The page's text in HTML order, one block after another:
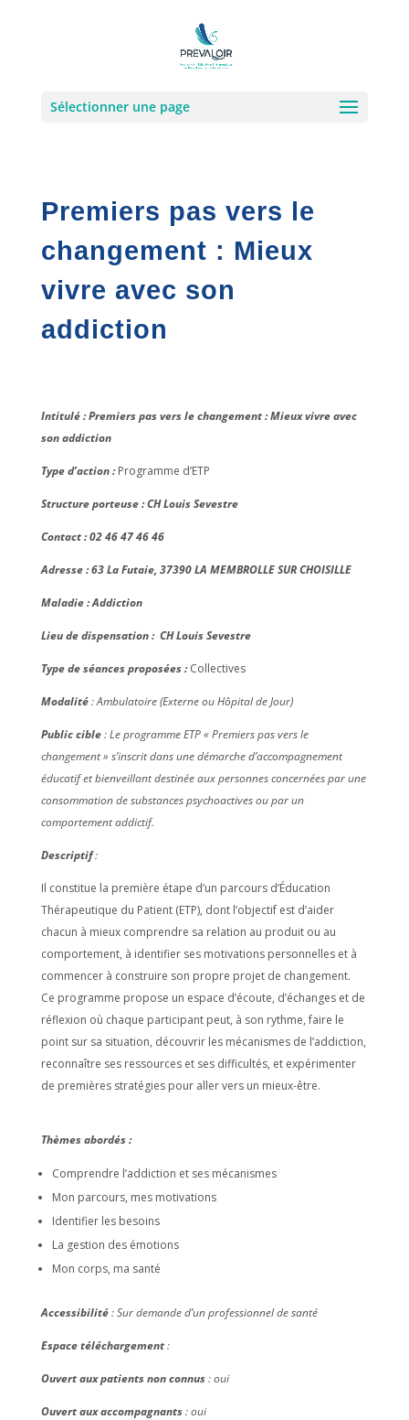
Sélectionner une page
Premiers pas vers le
changement : Mieux
vivre avec son
addiction
Intitulé : Premiers pas vers le changement : Mieux vivre avec
son addiction
Type d’action :Programme d’ETP
Structure porteuse :CH Louis Sevestre
Contact : 02 46 47 46 46
Adresse : 63 La Futaie, 37390 LA MEMBROLLE SUR CHOISILLE
Maladie : Addiction
Lieu de dispensation : CH Louis Sevestre
Type de séances proposées :Collectives
Modalité: Ambulatoire (Externe ou Hôpital de Jour)
Public cible: Le programme ETP « Premiers pas vers le
changement » s’inscrit dans une démarche d’accompagnement
éducatif et bienveillant destinée aux personnes concernées par une
consommation de substances psychoactives ou par un
comportement addictif.
Descriptif:
Il constitue la première étape d’un parcours d’Éducation
Thérapeutique du Patient (ETP), dont l’objectif est d’aider
chacun à mieux comprendre sa relation au produit ou au
comportement, à identifier ses motivations personnelles et à
commencer à construire son propre projet de changement.
Ce programme propose un espace d’écoute, d’échanges et de
réflexion où chaque participant peut, à son rythme, faire le
point sur sa situation, découvrir les mécanismes de l’addiction,
reconnaître ses ressources et ses difficultés, et expérimenter
de premières stratégies pour aller vers un mieux-être.
Thèmes abordés :
Comprendre l’addiction et ses mécanismes
Mon parcours, mes motivations
Identifier les besoins
La gestion des émotions
Mon corps, ma santé
Accessibilité: Sur demande d’un professionnel de santé
Espace téléchargement:
Ouvert aux patients non connus: oui
Ouvert aux accompagnants: oui